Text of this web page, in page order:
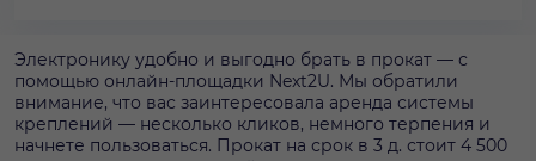
Электронику удобно и выгодно брать в прокат — с
помощью онлайн-площадки Next2U. Мы обратили
внимание, что вас заинтересовала аренда системы
креплений — несколько кликов, немного терпения и
начнете пользоваться. Прокат на срок в 3 д. стоит 4 500